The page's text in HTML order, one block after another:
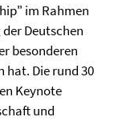
im Rahmen
Deutschen
besonderen
Die rund 30
Keynote
und